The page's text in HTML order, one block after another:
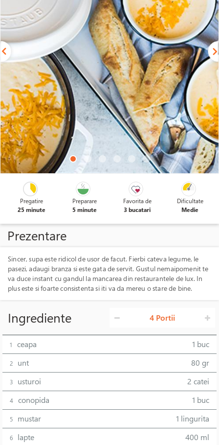
Pregatire
25 minute
Preparare
5 minute
Favorita de
3 bucatari
Dificultate
Medie
Prezentare
Sincer, supa este ridicol de usor de facut. Fierbi cateva legume, le
pasezi, adaugi branza si este gata de servit. Gustul nemaipomenit te
va duce instant cu gandul la mancarea din restaurantele de lux. In
plus este si foarte consistenta si iti va da mereu o stare de bine.
Ingrediente 4 Portii
1 ceapa 1 buc
2 unt 80 gr
3 usturoi 2 catei
4 conopida 1 buc
5 mustar 1 lingurita
6 lapte 400 ml